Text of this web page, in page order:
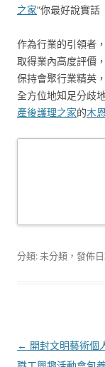
之家“你最好說實話
作為行業的引領者
取得業內高度評價
保持會聚行業精英
全方位地知足分歧
產後護理之家的木
分類: 未分類，發佈
文
← 開封文明藝術個